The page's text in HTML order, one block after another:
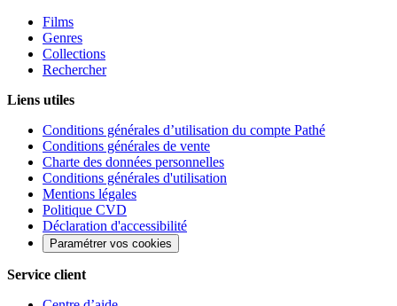
Films
Genres
Collections
Rechercher
Liens utiles
Conditions générales d’utilisation du compte Pathé
Conditions générales de vente
Charte des données personnelles
Conditions générales d'utilisation
Mentions légales
Politique CVD
Déclaration d'accessibilité
Paramétrer vos cookies
Service client